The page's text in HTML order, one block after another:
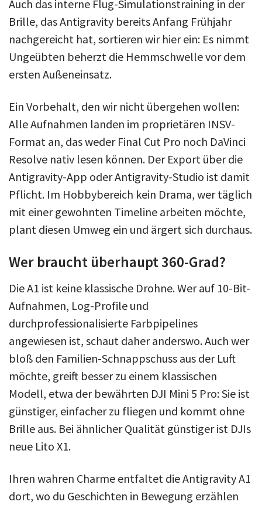
Auch das interne Flug-Simulationstraining in der
Brille, das Antigravity bereits Anfang Frühjahr
nachgereicht hat, sortieren wir hier ein: Es nimmt
Ungeübten beherzt die Hemmschwelle vor dem
ersten Außeneinsatz.
Ein Vorbehalt, den wir nicht übergehen wollen:
Alle Aufnahmen landen im proprietären INSV-
Format an, das weder Final Cut Pro noch DaVinci
Resolve nativ lesen können. Der Export über die
Antigravity-App oder Antigravity-Studio ist damit
Pflicht. Im Hobbybereich kein Drama, wer täglich
mit einer gewohnten Timeline arbeiten möchte,
plant diesen Umweg ein und ärgert sich durchaus.
Wer braucht überhaupt 360-Grad?
Die A1 ist keine klassische Drohne. Wer auf 10-Bit-
Aufnahmen, Log-Profile und
durchprofessionalisierte Farbpipelines
angewiesen ist, schaut daher anderswo. Auch wer
bloß den Familien-Schnappschuss aus der Luft
möchte, greift besser zu einem klassischen
Modell, etwa der bewährten DJI Mini 5 Pro: Sie ist
günstiger, einfacher zu fliegen und kommt ohne
Brille aus. Bei ähnlicher Qualität günstiger ist DJIs
neue Lito X1.
Ihren wahren Charme entfaltet die Antigravity A1
dort, wo du Geschichten in Bewegung erzählen